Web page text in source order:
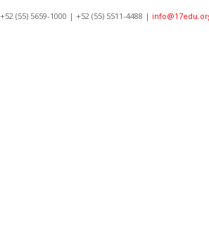
+52 (55) 5659-1000 | +52 (55) 5511-4488 |